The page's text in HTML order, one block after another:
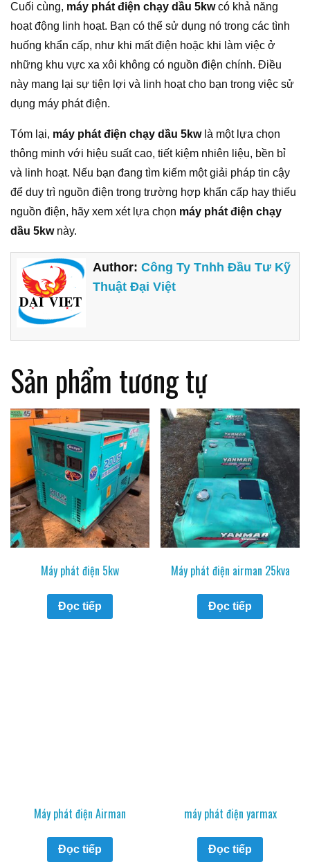
Cuối cùng, máy phát điện chạy dầu 5kwcó khả năng
hoạt động linh hoạt. Bạn có thể sử dụng nó trong các tình
huống khẩn cấp, như khi mất điện hoặc khi làm việc ở
những khu vực xa xôi không có nguồn điện chính. Điều
này mang lại sự tiện lợi và linh hoạt cho bạn trong việc sử
dụng máy phát điện.
Tóm lại, máy phát điện chạy dầu 5kwlà một lựa chọn
thông minh với hiệu suất cao, tiết kiệm nhiên liệu, bền bỉ
và linh hoạt. Nếu bạn đang tìm kiếm một giải pháp tin cậy
để duy trì nguồn điện trong trường hợp khẩn cấp hay thiếu
nguồn điện, hãy xem xét lựa chọn máy phát điện chạy
dầu 5kwnày.
Author:Công Ty Tnhh Đầu Tư Kỹ
Thuật Đại Việt
Sản phẩm tương tự
Máy phát điện 5kw
Đọc tiếp
Máy phát điện airman 25kva
Đọc tiếp
Máy phát điện Airman
Đọc tiếp
máy phát điện yarmax
Đọc tiếp